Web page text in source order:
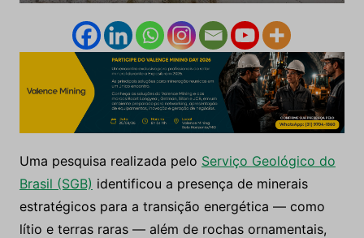
Uma pesquisa realizada pelo Serviço Geológico do
Brasil (SGB) identificou a presença de minerais
estratégicos para a transição energética — como
lítio e terras raras — além de rochas ornamentais,